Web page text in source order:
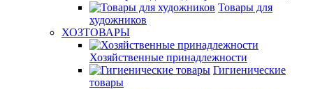
Товары для
художников
ХОЗТОВАРЫ
Хозяйственные принадлежности
Гигиенические
товары